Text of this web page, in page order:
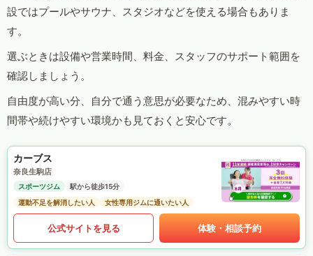
設ではプールやサウナ、スタジオなどを使える場合もありま
す。
選ぶときは設備や営業時間、料金、スタッフのサポート範囲を
確認しましょう。
自由度が高い分、自分で通う意思が必要なため、混みやすい時
間帯や続けやすい環境かも見ておくと安心です。
カーブス
奈良生駒店
スポーツジム
駅から徒歩15分
運動不足を解消したい人
女性専用ジムに通いたい人
公式サイトを見る 体験・相談予約